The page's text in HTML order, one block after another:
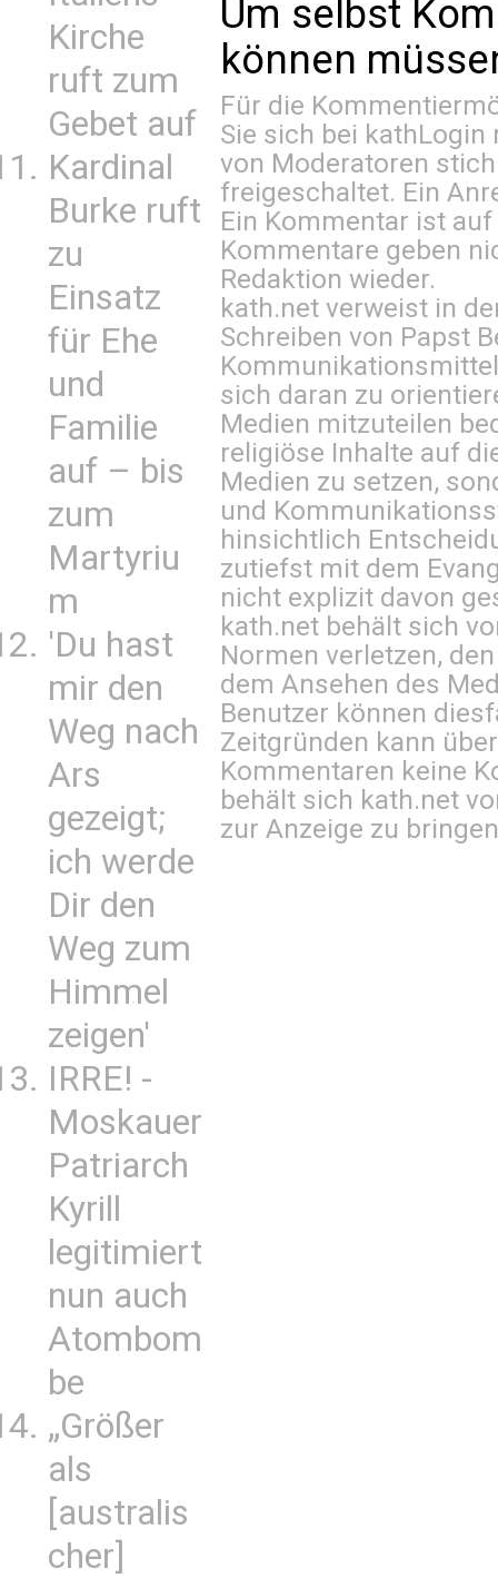
Kirche
ruft zum
Gebet auf
Kardinal
Burke ruft
zu
Einsatz
für Ehe
und
Familie
auf – bis
zum
Martyriu
m
'Du hast
mir den
Weg nach
Ars
gezeigt;
ich werde
Dir den
Weg zum
Himmel
zeigen'
IRRE! -
Moskauer
Patriarch
Kyrill
legitimiert
nun auch
Atombom
be
„Größer
als
[australis
cher]
Um selbst
können
Für die
Sie sich bei kathLogin
von Moderatoren
freigeschaltet. Ein
Ein Kommentar ist
Kommentare geben
Redaktion wieder.
kath.net verweist in
Schreiben von Papst
sich daran zu
Medien mitzuteilen
religiöse Inhalte auf
Medien zu setzen,
und
hinsichtlich
zutiefst mit dem
nicht explizit davon
kath.net behält sich
Normen verletzen,
dem Ansehen des
Benutzer können
Zeitgründen kann
Kommentaren keine
behält sich kath.net
zur Anzeige zu